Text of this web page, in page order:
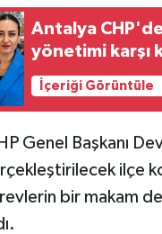
Antalya
yönetimi karşı
İçeriği Görüntüle
Genel Başkanı
ilçe
bir makam